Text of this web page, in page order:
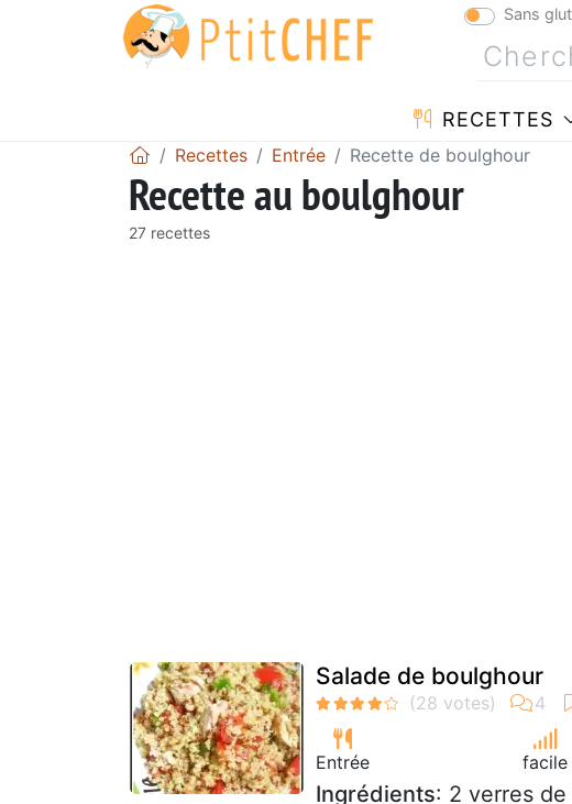
Sans
RECETTES
Recettes Entrée Recette de boulghour
Recette au boulghour
27 recettes
Salade de boulghour
Entrée facile
Ingrédients: 2 verres